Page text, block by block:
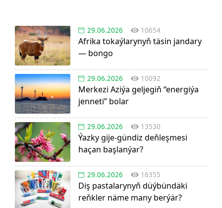
29.06.2026 10654
Afrika tokaýlarynyň täsin jandary
— bongo
29.06.2026 10092
Merkezi Aziýa geljegiň “energiýa
jenneti” bolar
29.06.2026 13530
Ýazky gije-gündiz deňleşmesi
haçan başlanýar?
29.06.2026 16355
Diş pastalarynyň düýbündäki
reňkler näme many berýär?